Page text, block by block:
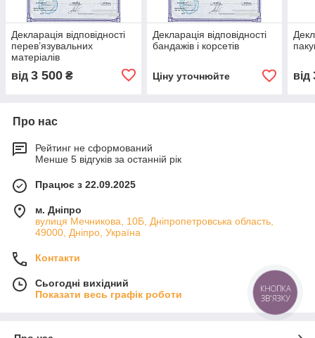
Декларація відповідності
перев’язувальних
матеріалів
від 3 500 ₴
Декларація відповідності
бандажів і корсетів
Ціну уточнюйте від
Про нас
Рейтинг не сформований
Менше 5 відгуків за останній рік
Працює з 22.09.2025
м. Дніпро
вулиця Мечникова, 10Б, Дніпропетровська область,
49000, Дніпро, Україна
Контакти
Сьогодні вихідний
Показати весь графік роботи
КНОПКА
ЗВ'ЯЗКУ